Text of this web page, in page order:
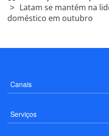
Latam se mantém na
doméstico em outubro
Canais
Serviços